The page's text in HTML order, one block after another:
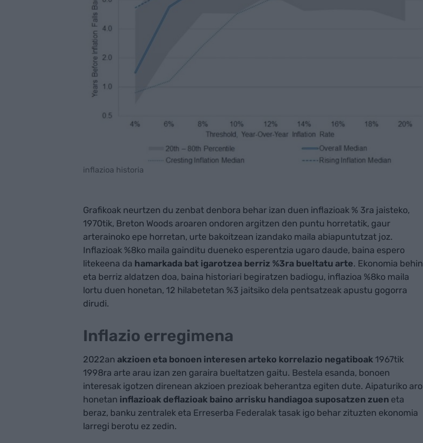
inflazioa historia
Grafikoak neurtzen du zenbat denbora behar izan duen inflazioak % 3ra jaisteko,
1970tik, Breton Woods aroaren ondoren argitzen den puntu horretatik, gaur
arterainoko epe horretan, urte bakoitzean izandako maila abiapuntutzat joz.
Inflazioak %8ko maila gainditu dueneko esperentzia ugaro daude, baina espero
litekeena da hamarkada bat igarotzea berriz %3ra bueltatu arte. Ekonomia behin
eta berriz aldatzen doa, baina historiari begiratzen badiogu, inflazioa %8ko maila
lortu duen honetan, 12 hilabetetan %3 jaitsiko dela pentsatzeak apustu gogorra
dirudi.
Inflazio erregimena
2022an akzioen eta bonoen interesen arteko korrelazio negatiboak 1967tik
1998ra arte arau izan zen garaira bueltatzen gaitu. Bestela esanda, bonoen
interesak igotzen direnean akzioen prezioak beherantza egiten dute. Aipaturiko aro
honetan inflazioak deflazioak baino arrisku handiagoa suposatzen zuen eta
beraz, banku zentralek eta Erreserba Federalak tasak igo behar zituzten ekonomia
larregi berotu ez zedin.